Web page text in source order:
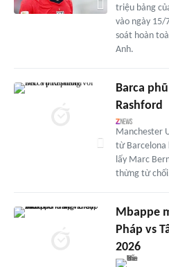
triệu bảng
vào ngày 15/
soát hoàn
Anh.
Barca
Rashford
Manchester
từ Barcelona
lấy Marc
thừng từ
Mbappe
Pháp vs
2026